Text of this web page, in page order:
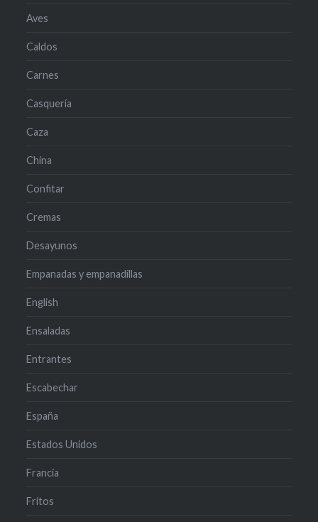
Aves
Caldos
Carnes
Casquería
Caza
China
Confitar
Cremas
Desayunos
Empanadas y empanadillas
English
Ensaladas
Entrantes
Escabechar
España
Estados Unidos
Francia
Fritos